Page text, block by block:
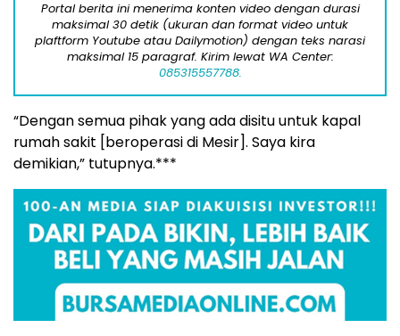
Portal berita ini menerima konten video dengan durasi
maksimal 30 detik (ukuran dan format video untuk
plaftform Youtube atau Dailymotion) dengan teks narasi
maksimal 15 paragraf. Kirim lewat WA Center:
085315557788.
“Dengan semua pihak yang ada disitu untuk kapal
rumah sakit [beroperasi di Mesir]. Saya kira
demikian,” tutupnya.***